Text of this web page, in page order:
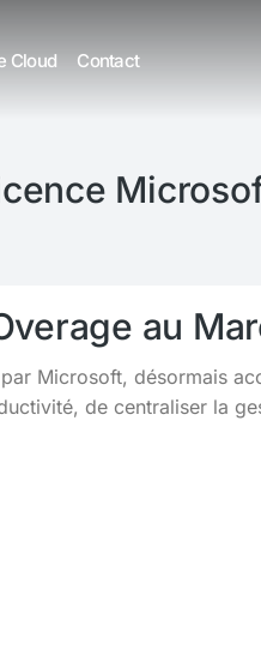
Cloud Contact
au
Microsoft, désormais
de centraliser la